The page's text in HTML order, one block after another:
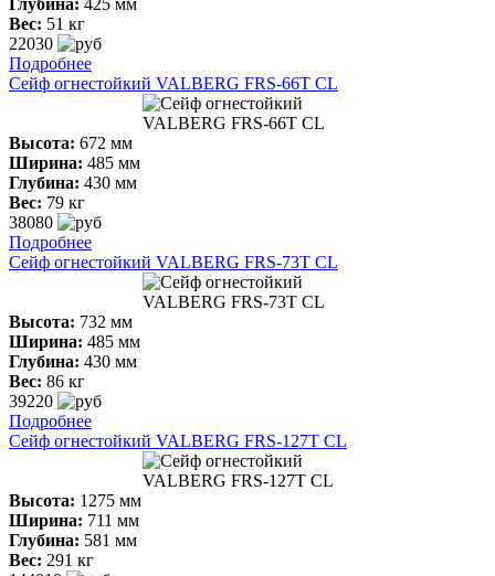
Глубина: 425 мм
Вес: 51 кг
22030
Подробнее
Сейф огнестойкий VALBERG FRS-66T CL
Высота: 672 мм
Ширина: 485 мм
Глубина: 430 мм
Вес: 79 кг
38080
Подробнее
Сейф огнестойкий VALBERG FRS-73T CL
Высота: 732 мм
Ширина: 485 мм
Глубина: 430 мм
Вес: 86 кг
39220
Подробнее
Сейф огнестойкий VALBERG FRS-127T CL
Высота: 1275 мм
Ширина: 711 мм
Глубина: 581 мм
Вес: 291 кг